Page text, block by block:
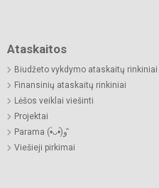
Ataskaitos
Biudžeto vykdymo ataskaitų rinkiniai
Finansinių ataskaitų rinkiniai
Lėšos veiklai viešinti
Projektai
Parama (•̀ᴗ•́)و ̑̑
Viešieji pirkimai